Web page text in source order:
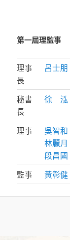
第一屆理監事
理事
長
呂士朋
秘書
長
徐 泓
理事 吳智和
林麗月
段昌國
監事
黃彰健